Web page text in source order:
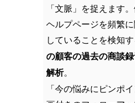
「文脈」を捉えます
ヘルプページを頻繁
していることを検知
の顧客の過去の商談
解析。
「今の悩みにピンポ